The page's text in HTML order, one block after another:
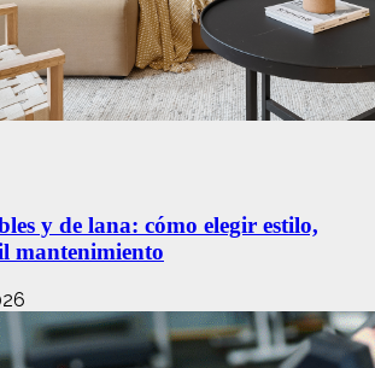
y de lana: cómo elegir estilo,
mantenimiento